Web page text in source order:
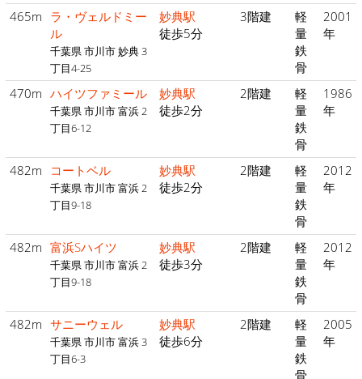
465m ラ・ヴェルドミー
ル
千葉県 市川市 妙典 3
丁目4-25
妙典駅
徒歩5分
3階建
軽
量
鉄
骨
2001
年
470m ハイツファミール
千葉県 市川市 富浜 2
丁目6-12
妙典駅
徒歩2分
2階建
軽
量
鉄
骨
1986
年
482m コートベル
千葉県 市川市 富浜 2
丁目9-18
妙典駅
徒歩2分
2階建
軽
量
鉄
骨
2012
年
482m 富浜Sハイツ
千葉県 市川市 富浜 2
丁目9-18
妙典駅
徒歩3分
2階建
軽
量
鉄
骨
2012
年
482m サニーウェル
千葉県 市川市 富浜 3
丁目6-3
妙典駅
徒歩6分
2階建
軽
量
鉄
骨
2005
年